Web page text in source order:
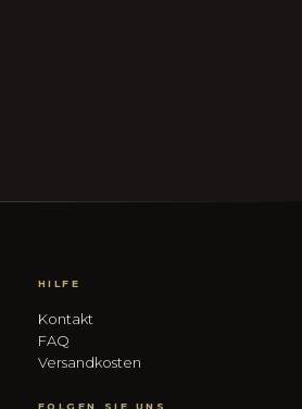
HILFE
Kontakt
FAQ
Versandkosten
FOLGEN SIE UNS